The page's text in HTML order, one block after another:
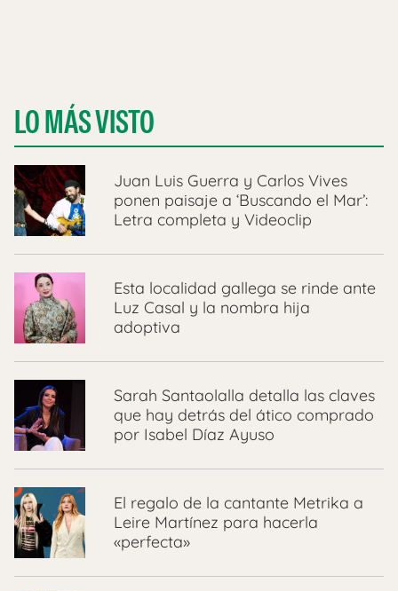
LO MÁS VISTO
Juan Luis Guerra y Carlos Vives
ponen paisaje a ‘Buscando el Mar’:
Letra completa y Videoclip
Esta localidad gallega se rinde ante
Luz Casal y la nombra hija
adoptiva
Sarah Santaolalla detalla las claves
que hay detrás del ático comprado
por Isabel Díaz Ayuso
El regalo de la cantante Metrika a
Leire Martínez para hacerla
«perfecta»